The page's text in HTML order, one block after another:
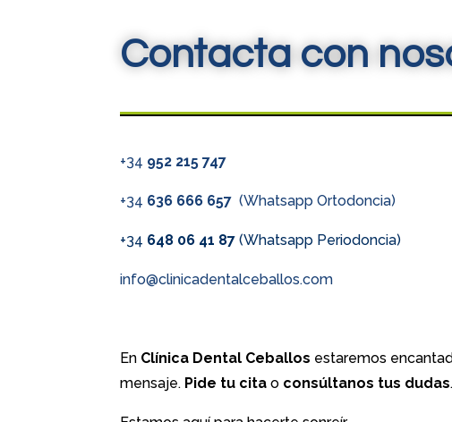
Contacta con
+34 952 215 747
+34 636 666 657(Whatsapp Ortodoncia)
+34 648 06 41 87 (Whatsapp Periodoncia)
info@clinicadentalceballos.com
En Clínica Dental Ceballos estaremos
mensaje. Pide tu cita o consúltanos tus dudas.